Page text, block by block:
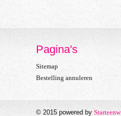
Pagina's
Sitemap
Bestelling annuleren
© 2015 powered by